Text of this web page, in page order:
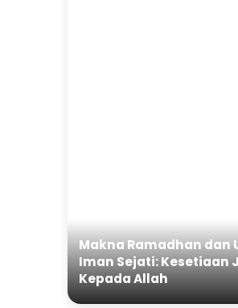
Makna Ramadhan dan
Iman Sejati: Kesetiaan
Kepada Allah